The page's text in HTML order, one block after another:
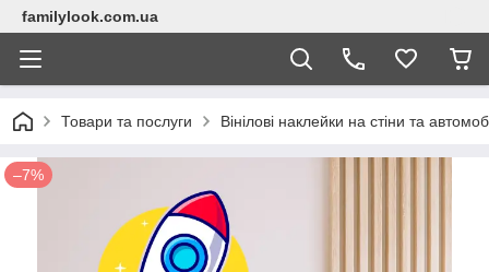
familylook.com.ua
Товари та послуги Вінілові наклейки на стіни та
–7%